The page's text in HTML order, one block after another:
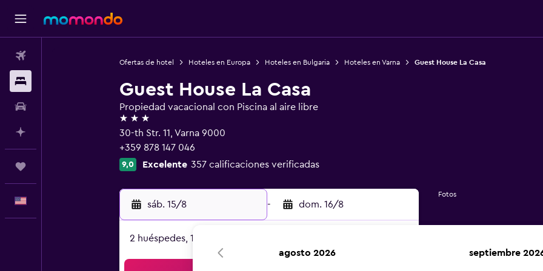
Ofertas de hotel Hoteles en Europa Hoteles en Bulgaria Hoteles en Varna Guest House La Casa
Guest House La Casa
Propiedad vacacional con Piscina al aire libre
3 estrellas
30-th Str. 11, Varna 9000
+359 878 147 046
9,0 Excelente 357 calificaciones verificadas
sáb. 15/8 - dom. 16/8
2 huéspedes, 1 habitación
Fotos
agosto 2026 septiembre